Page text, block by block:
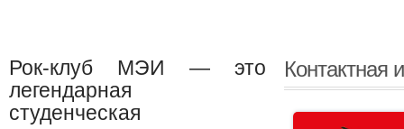
Контактная
Рок-клуб МЭИ — это
легендарная
студенческая